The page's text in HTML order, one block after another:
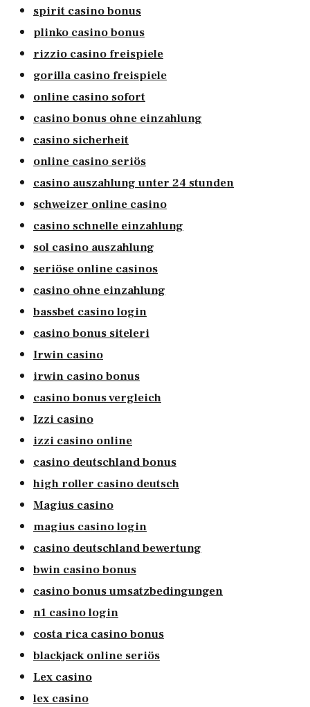
spirit casino bonus
plinko casino bonus
rizzio casino freispiele
gorilla casino freispiele
online casino sofort
casino bonus ohne einzahlung
casino sicherheit
online casino seriös
casino auszahlung unter 24 stunden
schweizer online casino
casino schnelle einzahlung
sol casino auszahlung
seriöse online casinos
casino ohne einzahlung
bassbet casino login
casino bonus siteleri
Irwin casino
irwin casino bonus
casino bonus vergleich
Izzi casino
izzi casino online
casino deutschland bonus
high roller casino deutsch
Magius casino
magius casino login
casino deutschland bewertung
bwin casino bonus
casino bonus umsatzbedingungen
n1 casino login
costa rica casino bonus
blackjack online seriös
Lex casino
lex casino